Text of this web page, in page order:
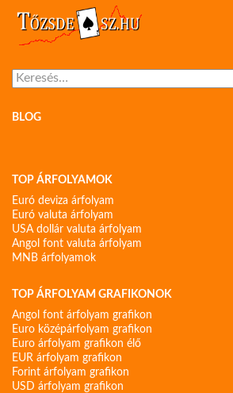
Keresés:
BLOG
TOP ÁRFOLYAMOK
Euró deviza árfolyam
Euró valuta árfolyam
USA dollár valuta árfolyam
Angol font valuta árfolyam
MNB árfolyamok
TOP ÁRFOLYAM GRAFIKONOK
Angol font árfolyam grafikon
Euro középárfolyam grafikon
Euro árfolyam grafikon élő
EUR árfolyam grafikon
Forint árfolyam grafikon
USD árfolyam grafikon